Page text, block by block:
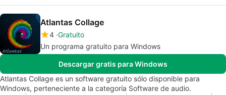
Atlantas Collage
4 Gratuito
Un programa gratuito para Windows
Descargar gratis para Windows
Atlantas Collage es un software gratuito sólo disponible para
Windows, perteneciente a la categoría Software de audio.